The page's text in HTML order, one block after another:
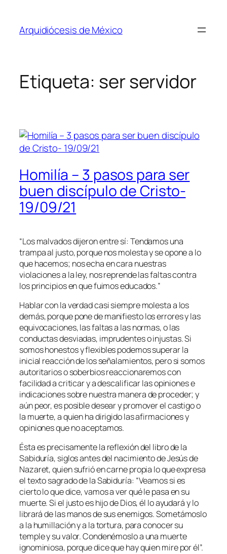
contenido
Arquidiócesis de México
Etiqueta: ser servidor
Homilía – 3 pasos para ser
buen discípulo de Cristo-
19/09/21
“Los malvados dijeron entre sí: Tendamos una
trampa al justo, porque nos molesta y se opone a lo
que hacemos; nos echa en cara nuestras
violaciones a la ley, nos reprende las faltas contra
los principios en que fuimos educados.”
Hablar con la verdad casi siempre molesta a los
demás, porque pone de manifiesto los errores y las
equivocaciones, las faltas a las normas, o las
conductas desviadas, imprudentes o injustas. Si
somos honestos y flexibles podemos superar la
inicial reacción de los señalamientos, pero si somos
autoritarios o soberbios reaccionaremos con
facilidad a criticar y a descalificar las opiniones e
indicaciones sobre nuestra manera de proceder; y
aún peor, es posible desear y promover el castigo o
la muerte, a quien ha dirigido las afirmaciones y
opiniones que no aceptamos.
Ésta es precisamente la reflexión del libro de la
Sabiduría, siglos antes del nacimiento de Jesús de
Nazaret, quien sufrió en carne propia lo que expresa
el texto sagrado de la Sabiduría: “Veamos si es
cierto lo que dice, vamos a ver qué le pasa en su
muerte. Si el justo es hijo de Dios, él lo ayudará y lo
librará de las manos de sus enemigos. Sometámoslo
a la humillación y a la tortura, para conocer su
temple y su valor. Condenémoslo a una muerte
ignominiosa, porque dice que hay quien mire por él”.